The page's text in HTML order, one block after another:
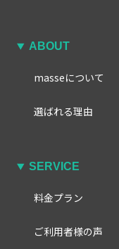
ABOUT
masseについて
選ばれる理由
SERVICE
料金プラン
ご利用者様の声